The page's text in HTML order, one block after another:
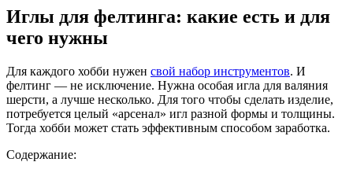
Иглы для фелтинга: какие есть и для
чего нужны
Для каждого хобби нужен свой набор инструментов. И
фелтинг — не исключение. Нужна особая игла для валяния
шерсти, а лучше несколько. Для того чтобы сделать изделие,
потребуется целый «арсенал» игл разной формы и толщины.
Тогда хобби может стать эффективным способом заработка.
Содержание: